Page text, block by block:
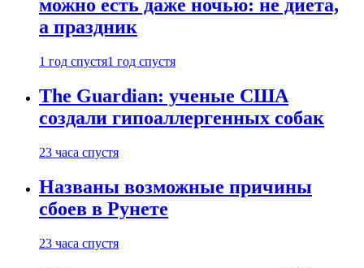
можно есть даже ночью: не диета,
а праздник
1 год спустя1 год спустя
The Guardian: ученые США
создали гипоаллергенных собак
23 часа спустя
Названы возможные причины
сбоев в Рунете
23 часа спустя